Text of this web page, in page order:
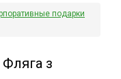
подарки
з